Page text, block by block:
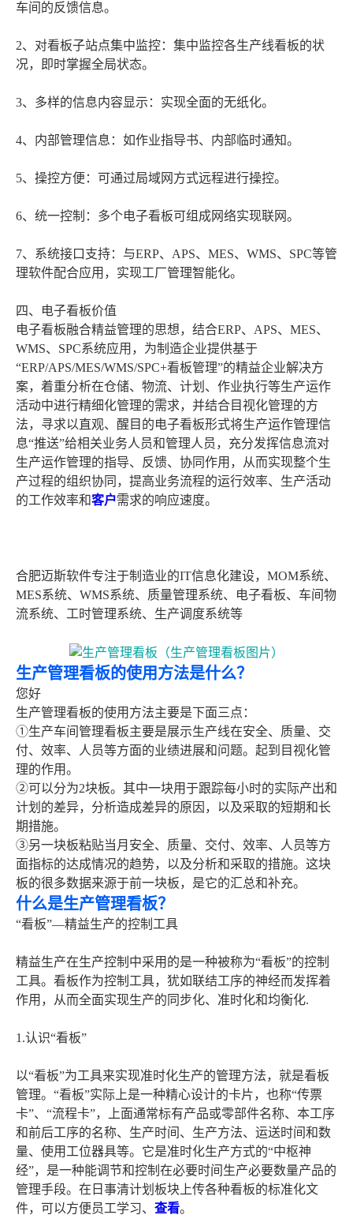
车间的反馈信息。
2、对看板子站点集中监控：集中监控各生产线看板的状
况，即时掌握全局状态。
3、多样的信息内容显示：实现全面的无纸化。
4、内部管理信息：如作业指导书、内部临时通知。
5、操控方便：可通过局域网方式远程进行操控。
6、统一控制：多个电子看板可组成网络实现联网。
7、系统接口支持：与ERP、APS、MES、WMS、SPC等管
理软件配合应用，实现工厂管理智能化。
四、电子看板价值
电子看板融合精益管理的思想，结合ERP、APS、MES、
WMS、SPC系统应用，为制造企业提供基于
“ERP/APS/MES/WMS/SPC+看板管理”的精益企业解决方
案，着重分析在仓储、物流、计划、作业执行等生产运作
活动中进行精细化管理的需求，并结合目视化管理的方
法，寻求以直观、醒目的电子看板形式将生产运作管理信
息“推送”给相关业务人员和管理人员，充分发挥信息流对
生产运作管理的指导、反馈、协同作用，从而实现整个生
产过程的组织协同，提高业务流程的运行效率、生产活动
的工作效率和客户需求的响应速度。
合肥迈斯软件专注于制造业的IT信息化建设，MOM系统、
MES系统、WMS系统、质量管理系统、电子看板、车间物
流系统、工时管理系统、生产调度系统等
生产管理看板的使用方法是什么？
您好
生产管理看板的使用方法主要是下面三点：
①生产车间管理看板主要是展示生产线在安全、质量、交
付、效率、人员等方面的业绩进展和问题。起到目视化管
理的作用。
②可以分为2块板。其中一块用于跟踪每小时的实际产出和
计划的差异，分析造成差异的原因，以及采取的短期和长
期措施。
③另一块板粘贴当月安全、质量、交付、效率、人员等方
面指标的达成情况的趋势，以及分析和采取的措施。这块
板的很多数据来源于前一块板，是它的汇总和补充。
什么是生产管理看板？
“看板”—精益生产的控制工具
精益生产在生产控制中采用的是一种被称为“看板”的控制
工具。看板作为控制工具，犹如联结工序的神经而发挥着
作用，从而全面实现生产的同步化、准时化和均衡化.
1.认识“看板”
以“看板”为工具来实现准时化生产的管理方法，就是看板
管理。“看板”实际上是一种精心设计的卡片，也称“传票
卡”、“流程卡”，上面通常标有产品或零部件名称、本工序
和前后工序的名称、生产时间、生产方法、运送时间和数
量、使用工位器具等。它是准时化生产方式的“中枢神
经”，是一种能调节和控制在必要时间生产必要数量产品的
管理手段。在日事清计划板块上传各种看板的标准化文
件，可以方便员工学习、 查看。